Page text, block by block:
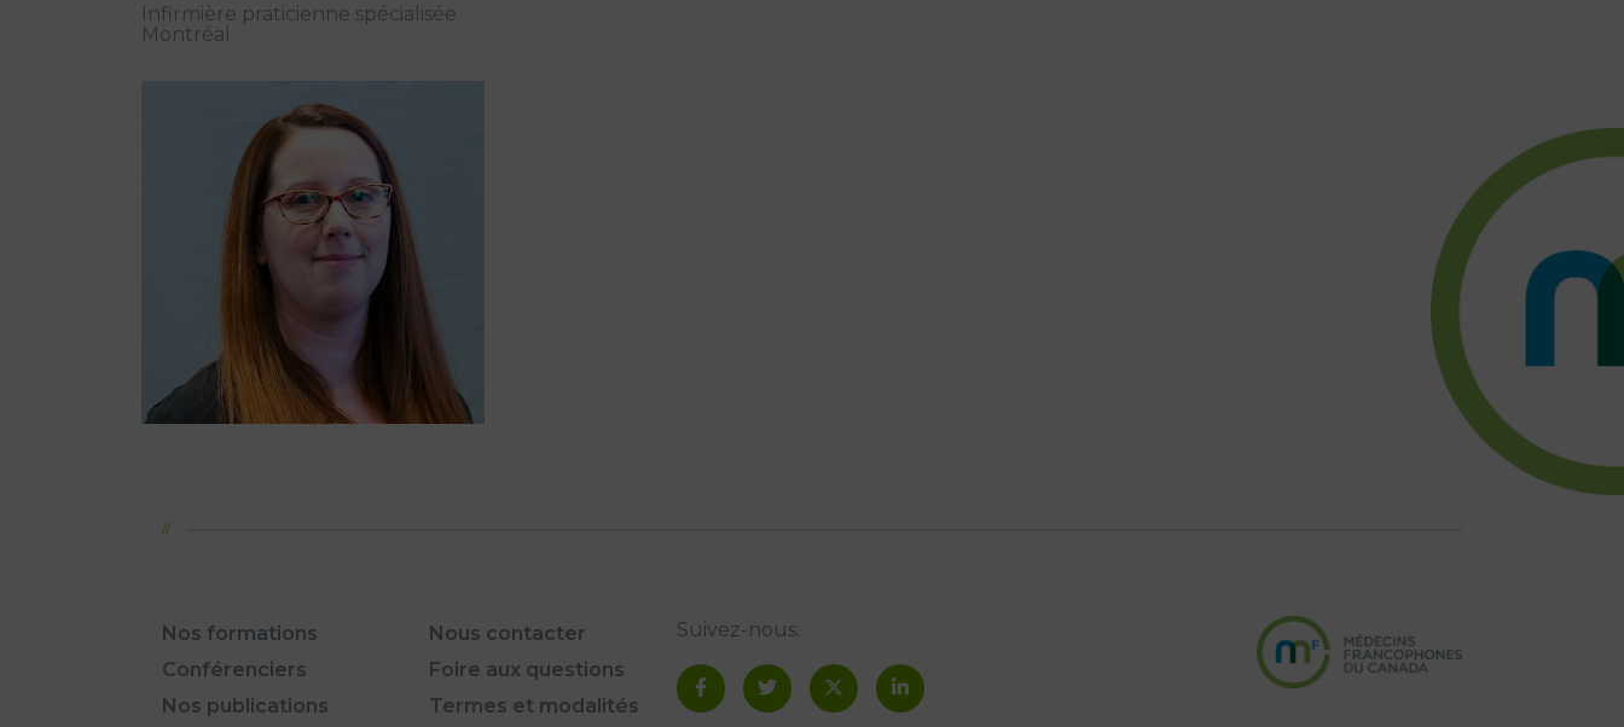
Infirmière praticienne spécialisée
Montréal
Nos formations
Conférenciers
Nos publications
Nous contacter
Foire aux questions
Termes et modalités
Suivez-nous: